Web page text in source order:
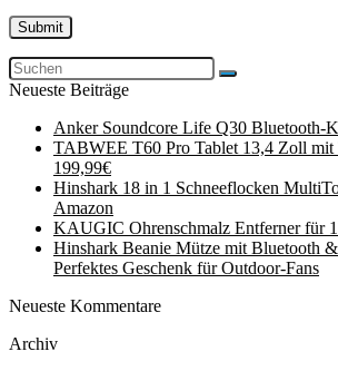
Neueste Beiträge
Anker Soundcore Life Q30 Bluetooth-
TABWEE T60 Pro Tablet 13,4 Zoll mit
199,99€
Hinshark 18 in 1 Schneeflocken
Amazon
KAUGIC Ohrenschmalz Entferner für
Hinshark Beanie Mütze mit Bluetooth
Perfektes Geschenk für Outdoor-Fans
Neueste Kommentare
Archiv